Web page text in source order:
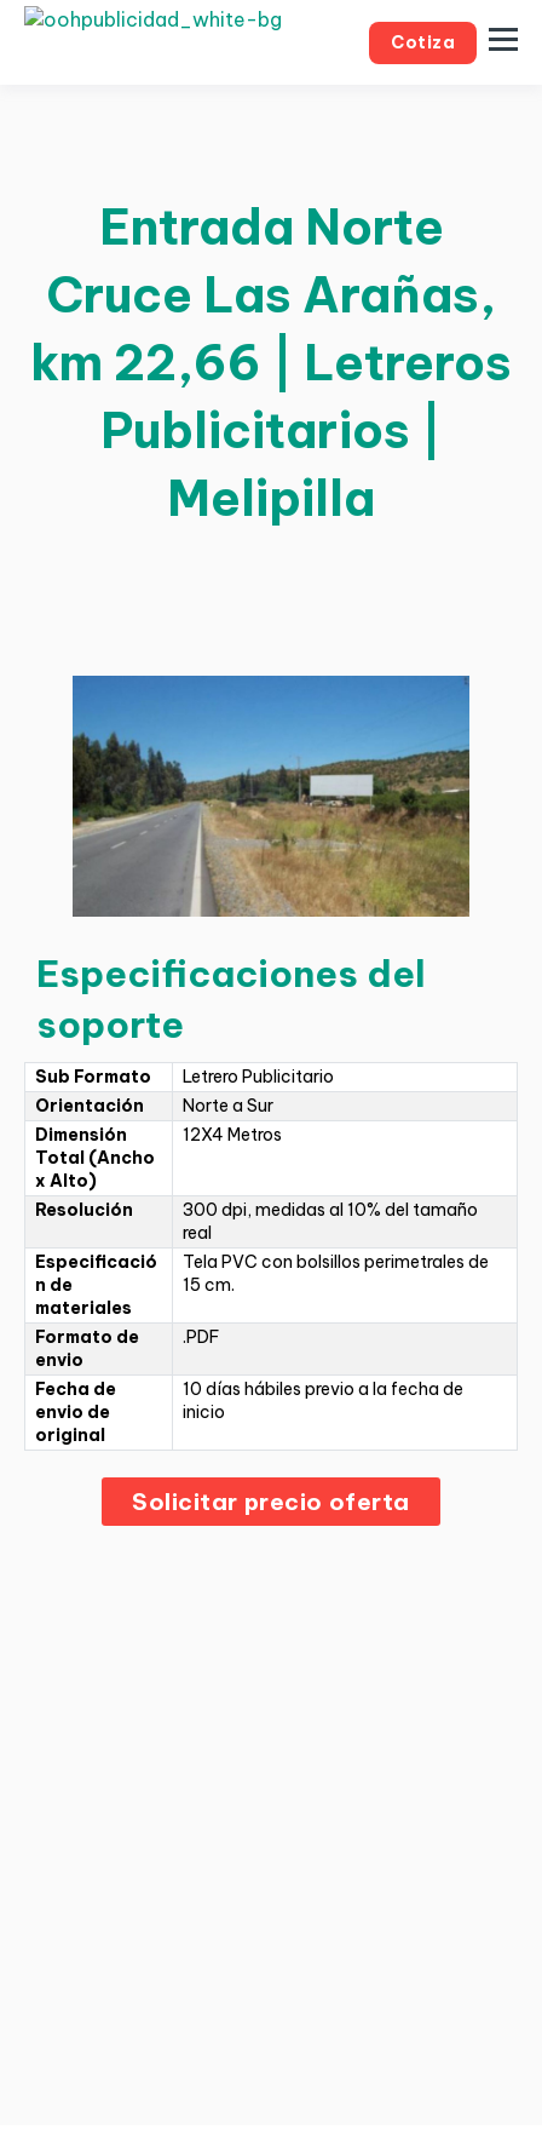
Cotiza
Entrada Norte
Cruce Las Arañas,
km 22,66 | Letreros
Publicitarios |
Melipilla
Especificaciones del
soporte
Sub Formato
Letrero Publicitario
Orientación
Norte a Sur
Dimensión
Total (Ancho
x Alto)
12X4 Metros
Resolución
300 dpi, medidas al 10% del tamaño
real
Especificació
n de
materiales
Tela PVC con bolsillos perimetrales de
15 cm.
Formato de
envio
.PDF
Fecha de
envio de
original
10 días hábiles previo a la fecha de
inicio
Solicitar precio oferta